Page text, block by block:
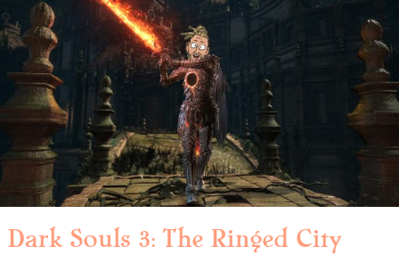
Dark Souls 3: The Ringed City